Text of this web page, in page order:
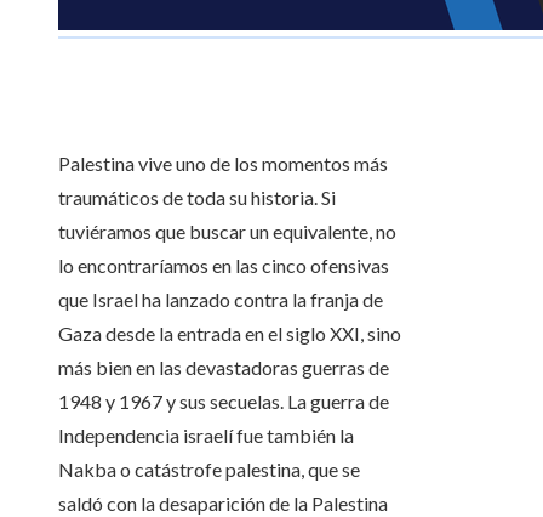
Palestina vive uno de los momentos más
traumáticos de toda su historia. Si
tuviéramos que buscar un equivalente, no
lo encontraríamos en las cinco ofensivas
que Israel ha lanzado contra la franja de
Gaza desde la entrada en el siglo XXI, sino
más bien en las devastadoras guerras de
1948 y 1967 y sus secuelas. La guerra de
Independencia israelí fue también la
Nakba o catástrofe palestina, que se
saldó con la desaparición de la Palestina